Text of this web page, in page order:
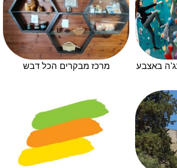
באצבע
מרכז מבקרים הכל דבש